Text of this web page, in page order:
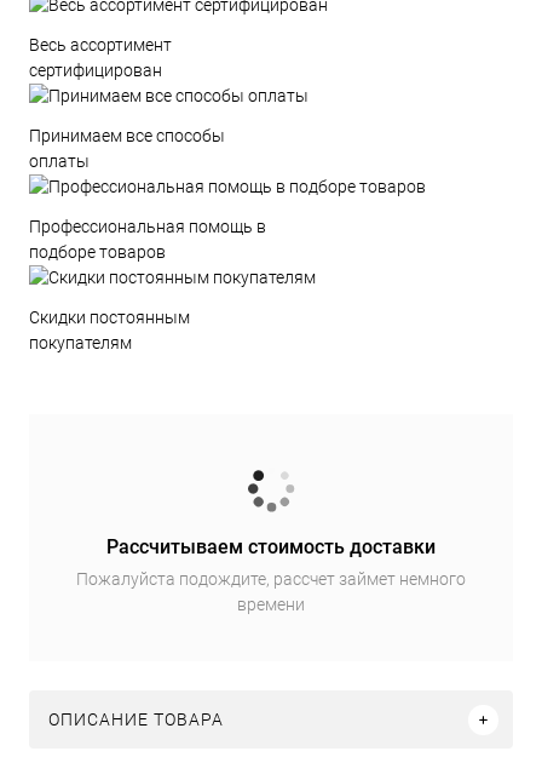
Весь ассортимент
сертифицирован
Принимаем все способы
оплаты
Профессиональная помощь в
подборе товаров
Скидки постоянным
покупателям
Рассчитываем стоимость доставки
Пожалуйста подождите, рассчет займет немного
времени
ОПИСАНИЕ ТОВАРА